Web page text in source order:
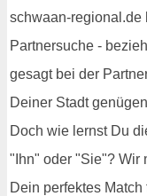
schwaan-regional.de
Partnersuche -
gesagt bei der
Deiner Stadt
Doch wie lernst Du
"Ihn" oder "Sie"? Wir
Dein perfektes Match